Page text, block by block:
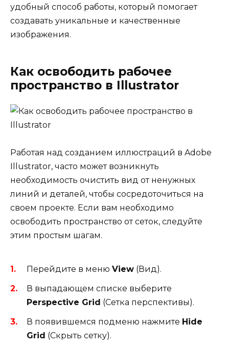
удобный способ работы, который помогает
создавать уникальные и качественные
изображения.
Как освободить рабочее
пространство в Illustrator
Работая над созданием иллюстраций в Adobe
Illustrator, часто может возникнуть
необходимость очистить вид от ненужных
линий и деталей, чтобы сосредоточиться на
своем проекте. Если вам необходимо
освободить пространство от сеток, следуйте
этим простым шагам.
Перейдите в меню View (Вид).
В выпадающем списке выберите
Perspective Grid (Сетка перспективы).
В появившемся подменю нажмите Hide
Grid (Скрыть сетку).